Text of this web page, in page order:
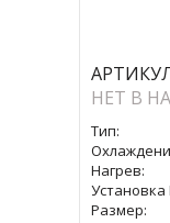
НЕТ В
Тип:
Нагрев:
Установка
Размер: